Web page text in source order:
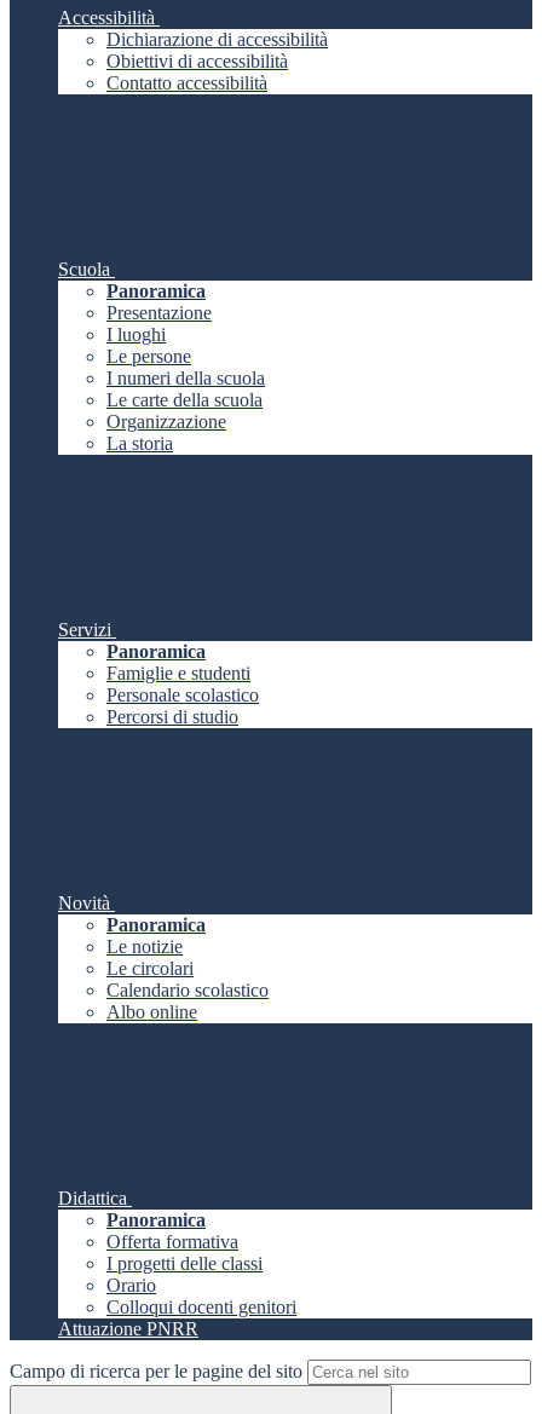
Accessibilità
Dichiarazione di accessibilità
Obiettivi di accessibilità
Contatto accessibilità
Scuola
Panoramica
Presentazione
I luoghi
Le persone
I numeri della scuola
Le carte della scuola
Organizzazione
La storia
Servizi
Panoramica
Famiglie e studenti
Personale scolastico
Percorsi di studio
Novità
Panoramica
Le notizie
Le circolari
Calendario scolastico
Albo online
Didattica
Panoramica
Offerta formativa
I progetti delle classi
Orario
Colloqui docenti genitori
Attuazione PNRR
Campo di ricerca per le pagine del sito